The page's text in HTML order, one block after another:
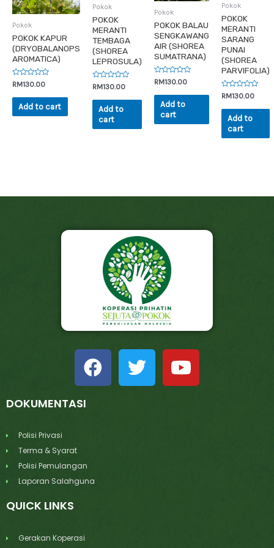
Pokok
POKOK KAPUR
(DRYOBALANOPS
AROMATICA)
Rated
0
out
RM130.00
Add to cart
Pokok
POKOK
MERANTI
TEMBAGA
(SHOREA
LEPROSULA)
Rated
0
out
RM130.00
Add to
cart
Pokok
POKOK BALAU
SENGKAWANG
AIR (SHOREA
SUMATRANA)
Rated
0
out
RM130.00
Add to
cart
Pokok
POKOK
MERANTI
SARANG
PUNAI
(SHOREA
PARVIFOLIA)
Rated
0
out
RM130.00
Add to
cart
DOKUMENTASI
Polisi Privasi
Terma & Syarat
Polisi Pemulangan
Laporan Salahguna
QUICK LINKS
Gerakan Koperasi